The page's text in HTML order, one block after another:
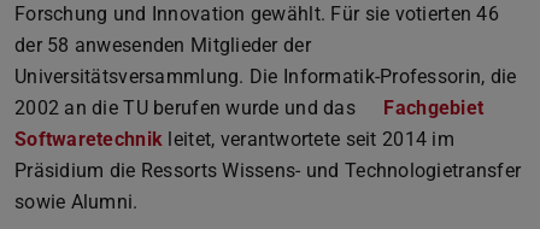
Forschung und Innovation gewählt. Für sie votierten 46
der 58 anwesenden Mitglieder der
Universitätsversammlung. Die Informatik-Professorin, die
2002 an die TU berufen wurde und das
Fachgebiet
Softwaretechnik leitet, verantwortete seit 2014 im
Präsidium die Ressorts Wissens- und Technologietransfer
sowie Alumni.